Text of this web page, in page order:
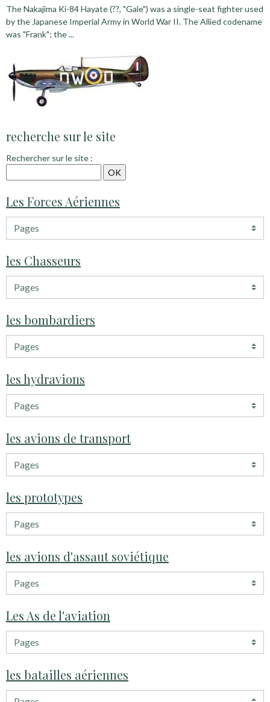
The Nakajima Ki-84 Hayate (??, "Gale") was a single-seat fighter used
by the Japanese Imperial Army in World War II. The Allied codename
was "Frank"; the ...
recherche sur le site
Rechercher sur le site :
Les Forces Aériennes
les Chasseurs
les bombardiers
les hydravions
les avions de transport
les prototypes
les avions d'assaut soviétique
Les As de l'aviation
les batailles aériennes